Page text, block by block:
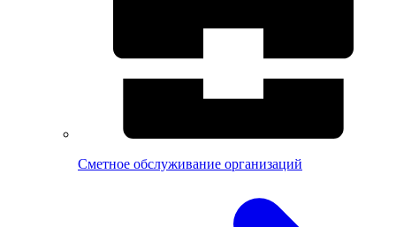
Сметное обслуживание организаций